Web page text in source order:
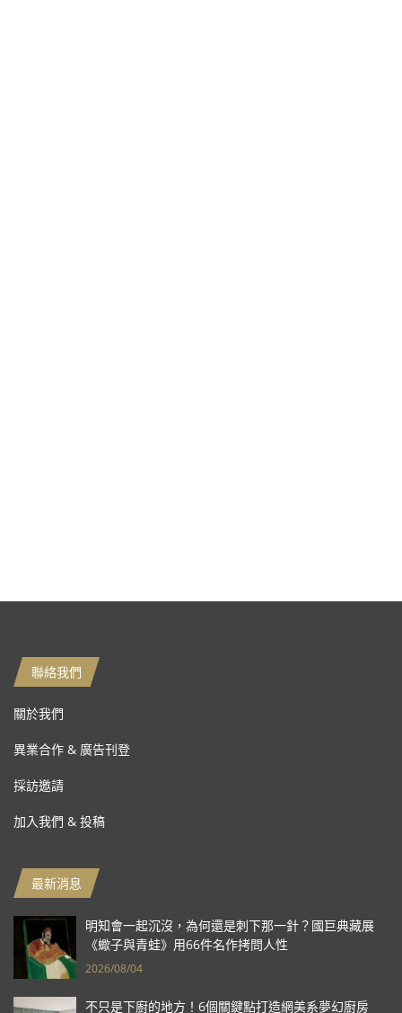
聯絡我們
關於我們
異業合作 & 廣告刊登
採訪邀請
加入我們 & 投稿
最新消息
明知會一起沉沒，為何還是刺下那一針？國巨典藏展
《蠍子與青蛙》用66件名作拷問人性
2026/08/04
不只是下廚的地方！6個關鍵點打造網美系夢幻廚房